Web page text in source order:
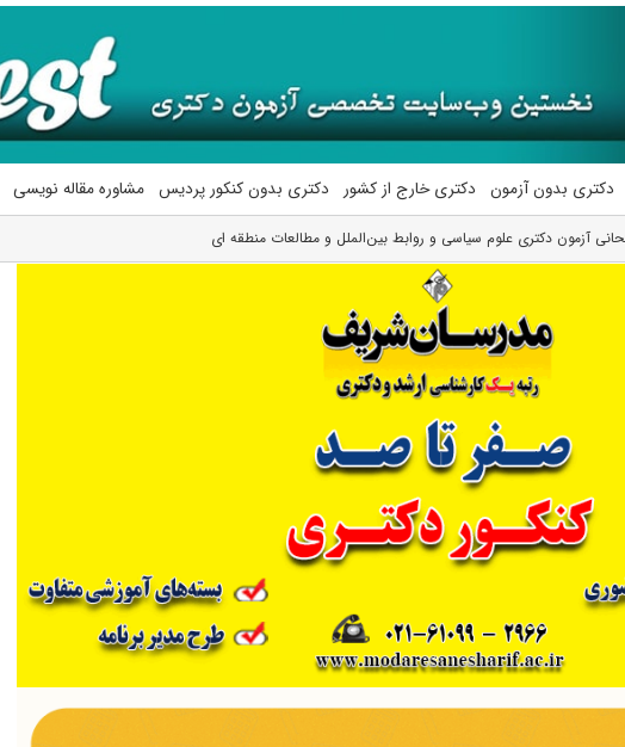
دکتری بدون آزمون دکتری خارج از کشور دکتری بدون کنکور پردیس مشاوره مقاله نویسی
آزمون دکتری علوم سیاسی و روابط بین‌الملل و مطالعات منطقه ای